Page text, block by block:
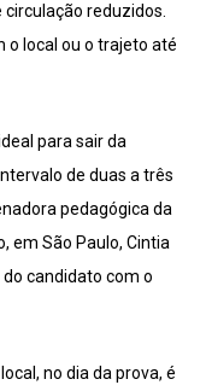
reduzidos.
o local ou o trajeto até
para sair da
de duas a três
pedagógica da
em São Paulo, Cintia
candidato com o
no dia da prova, é